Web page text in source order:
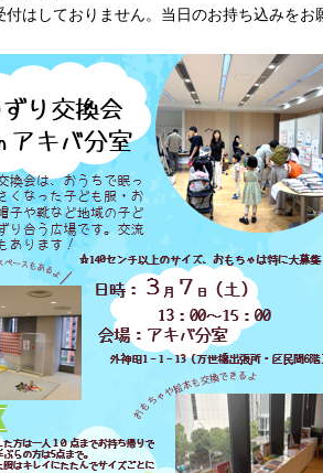
付はしておりません。当日のお持ち込みをお